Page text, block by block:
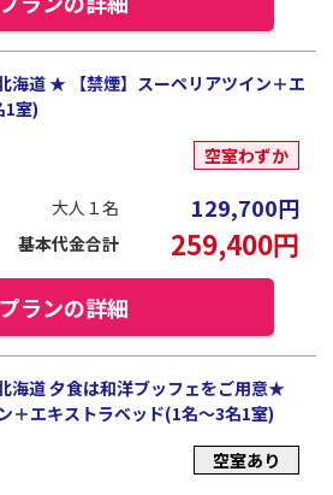
海道 ★ 【禁煙】スーペリアツイン＋エ
1室)
空室わずか
大人１名 129,700円
基本代金合計 259,400円
プランの詳細
海道 夕食は和洋ブッフェをご用意★
＋エキストラベッド(1名～3名1室)
空室あり